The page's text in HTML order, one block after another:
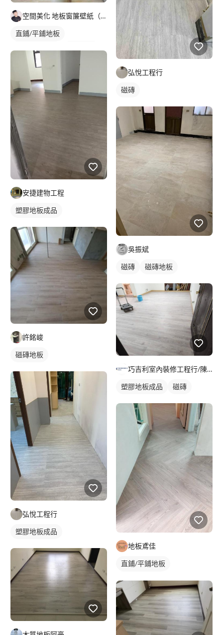
空間美化 地板窗簾壁紙（敏敏）
直鋪/平鋪地板
安捷建物工程
塑膠地板成品
許銘峻
磁磚地板
弘悅工程行
塑膠地板成品
弘悅工程行
磁磚
吳振斌
磁磚 磁磚地板
巧吉利室內裝修工程行/陳家進
塑膠地板成品 磁磚
地板鳶佳
直鋪/平鋪地板